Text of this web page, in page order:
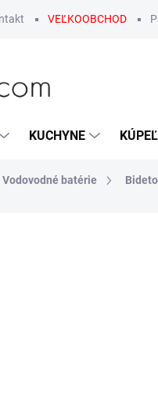
VEĽKOOBCHOD
KUCHYNE
Vodovodné batérie